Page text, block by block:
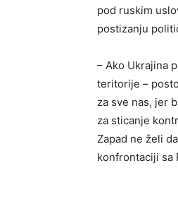
pod ruskim
postizanju
– Ako Ukrajina
teritorije –
za sve nas, jer
za sticanje
Zapad ne želi
konfrontaciji sa